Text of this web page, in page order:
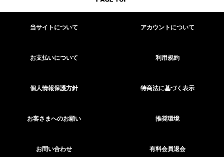
当サイトについて アカウントについて
お支払いについて 利用規約
個人情報保護方針 特商法に基づく表示
お客さまへのお願い 推奨環境
お問い合わせ 有料会員退会